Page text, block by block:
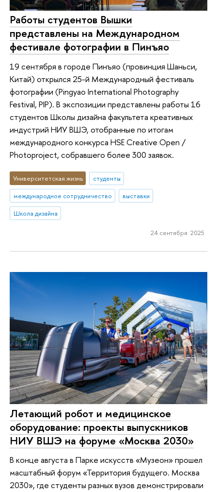
Работы студентов Вышки
представлены на Международном
фестивале фотографии в Пинъяо
19 сентября в городе Пинъяо (провинция Шаньси,
Китай) открылся 25-й Международный фестиваль
фотографии (Pingyao International Photography
Festival, PIP). В экспозиции представлены работы 16
студентов Школы дизайна факультета креативных
индустрий НИУ ВШЭ, отобранные по итогам
международного конкурса HSE Creative Open /
Photoproject, собравшего более 300 заявок.
Университетская жизнь
студенты
международное сотрудничество
выставки
Школа дизайна
24 сентября 2025
Летающий робот и медицинское
оборудование: проекты выпускников
НИУ ВШЭ на форуме «Москва 2030»
В конце августа в Парке искусств «Музеон» прошел
масштабный форум «Территория будущего. Москва
2030», где студенты разных вузов демонстрировали